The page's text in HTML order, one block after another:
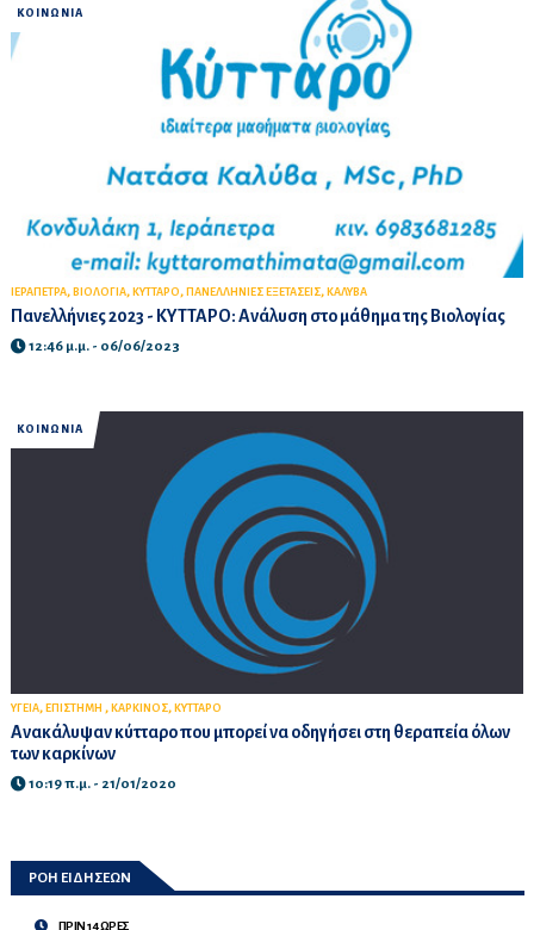
ΚΟΙΝΩΝΙΑ
ΙΕΡΑΠΕΤΡΑ, ΒΙΟΛΟΓΙΑ, ΚΥΤΤΑΡΟ, ΠΑΝΕΛΛΗΝΙΕΣ ΕΞΕΤΑΣΕΙΣ, ΚΑΛΥΒΑ
Πανελλήνιες 2023 - ΚΥΤΤΑΡΟ: Ανάλυση στο μάθημα της Βιολογίας
12:46 μ.μ. - 06/06/2023
ΚΟΙΝΩΝΙΑ
ΥΓΕΙΑ, ΕΠΙΣΤΗΜΗ , ΚΑΡΚΙΝΟΣ, ΚΥΤΤΑΡΟ
Ανακάλυψαν κύτταρο που μπορεί να οδηγήσει στη θεραπεία όλων
των καρκίνων
10:19 π.μ. - 21/01/2020
ΡΟΗ ΕΙΔΗΣΕΩΝ
ΠΡΙΝ 14 ΩΡΕΣ